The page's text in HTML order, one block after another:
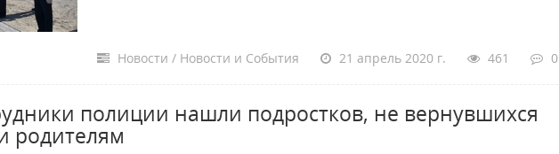
Новости / Новости и События 21 апрель 2020 г. 461 0
полиции нашли подростков, не вернувшихся
родителям